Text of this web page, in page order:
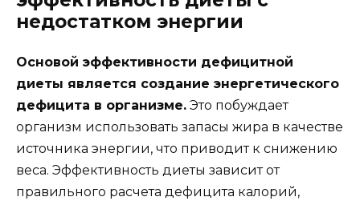
недостатком энергии
Основой эффективности дефицитной
диеты является создание энергетического
дефицита в организме. Это побуждает
организм использовать запасы жира в качестве
источника энергии, что приводит к снижению
веса. Эффективность диеты зависит от
правильного расчета дефицита калорий,